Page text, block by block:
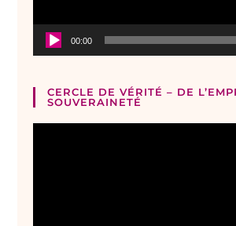
00:00
CERCLE DE VÉRITÉ – DE
SOUVERAINETÉ